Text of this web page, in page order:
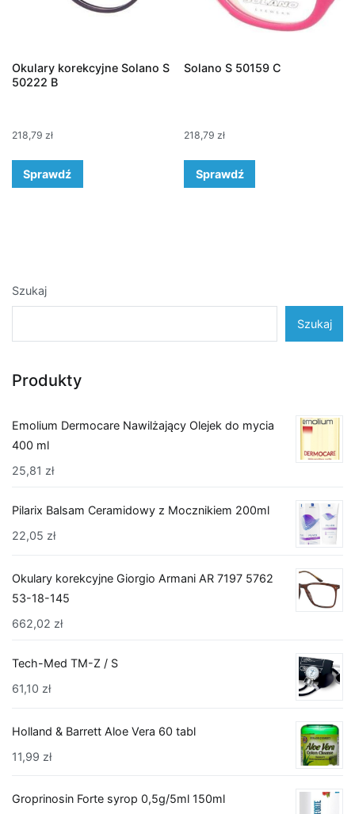
Okulary korekcyjne Solano S
50222 B
218,79 zł
Sprawdź
Solano S 50159 C
218,79 zł
Sprawdź
Szukaj
Szukaj
Produkty
Emolium Dermocare Nawilżający Olejek do mycia
400 ml
25,81 zł
Pilarix Balsam Ceramidowy z Mocznikiem 200ml
22,05 zł
Okulary korekcyjne Giorgio Armani AR 7197 5762
53-18-145
662,02 zł
Tech-Med TM-Z / S
61,10 zł
Holland & Barrett Aloe Vera 60 tabl
11,99 zł
Groprinosin Forte syrop 0,5g/5ml 150ml